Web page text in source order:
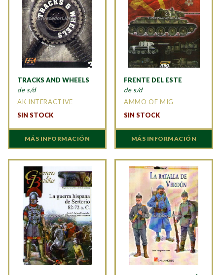
TRACKS AND WHEELS
de s/d
AK INTERACTIVE
SIN STOCK
MÁS INFORMACIÓN
FRENTE DEL ESTE
de s/d
AMMO OF MIG
SIN STOCK
MÁS INFORMACIÓN